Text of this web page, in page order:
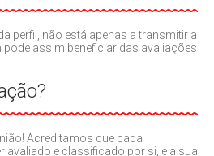
perfil, não está apenas a transmitir a
assim beneficiar das avaliações
Acreditamos que cada
avaliado e classificado por si, e a sua